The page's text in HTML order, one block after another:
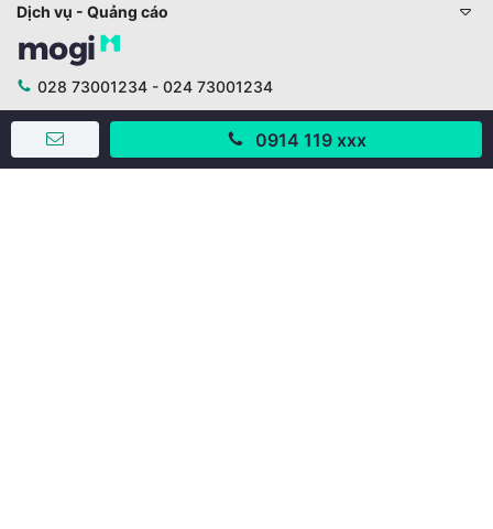
0914 119 xxx
Dịch vụ - Quảng cáo
028 73001234 - 024 73001234
trogiup@mogi.vn